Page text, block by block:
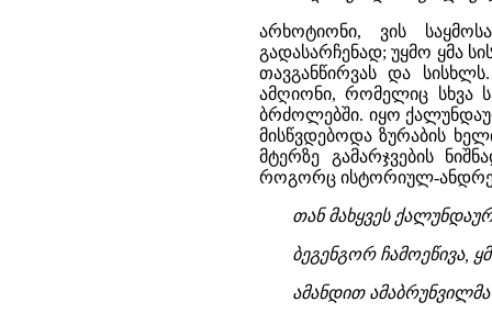
არხოტიონი, ვის
გადასარჩენად; უყმო ყმა
თავგანწირვას და
ამღიონი, რომელიც სხვა
ბრძოლებში. იყო
მისწვდებოდა ზურაბის
მტერზე გამარჯვების
როგორც ისტორიულ-
თან მახყვეს
ბეგენგორ ჩამოეწივა,
ამანდით ამაბრუნვილმა